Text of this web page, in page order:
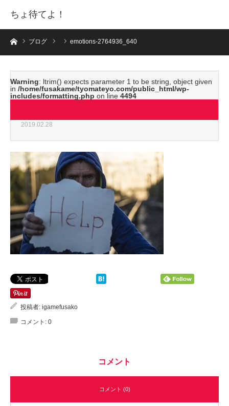
ちょ待てよ！
ホームブログ emotions-2764936_640
Warning: ltrim() expects parameter 1 to be string, object given
in /home/fusakame/tyomateyo.com/public_html/wp-
includes/formatting.php on line 4494
2019.02.28
投稿者: igamefusako
コメント: 0
コメント
コメント (0)